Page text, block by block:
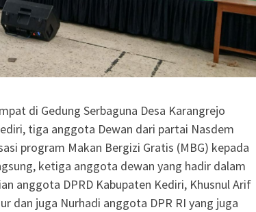
di Gedung Serbaguna Desa Karangrejo
tiga anggota Dewan dari partai Nasdem
program Makan Bergizi Gratis (MBG) kepada
ketiga anggota dewan yang hadir dalam
anggota DPRD Kabupaten Kediri, Khusnul Arif
dan juga Nurhadi anggota DPR RI yang juga